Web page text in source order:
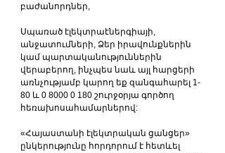
բաժանորդներ,
Սպառած էլեկտրաէներգիայի,
անջատումների, Ձեր իրավունքներին
կամ պարտականություններին
վերաբերող, ինչպես նաև այլ հարցերի
առնչությամբ կարող եք զանգահարել 1-
80 և 0 8000 0 180 շուրջօրյա գործող
հեռախոսահամարներով:
«Հայաստանի էլեկտրական ցանցեր»
ընկերությունը հորդորում է հետևել